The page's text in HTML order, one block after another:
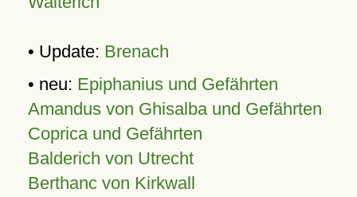
• Update: Brenach
• neu: Epiphanius und Gefährten
Amandus von Ghisalba und Gefährten
Coprica und Gefährten
Balderich von Utrecht
Berthanc von Kirkwall